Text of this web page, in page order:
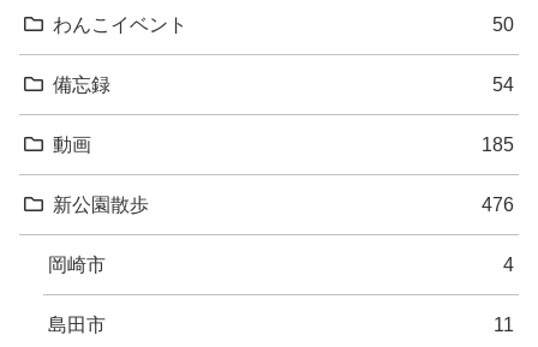
わんこイベント 50
備忘録 54
動画 185
新公園散歩 476
岡崎市 4
島田市 11